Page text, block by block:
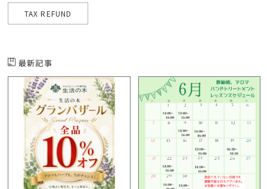
TAX REFUND
最新記事